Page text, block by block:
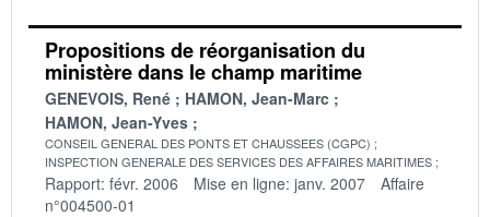
Propositions de réorganisation du
ministère dans le champ maritime
GENEVOIS, René
HAMON, Jean-Marc
HAMON, Jean-Yves
CONSEIL GENERAL DES PONTS ET CHAUSSEES (CGPC)
INSPECTION GENERALE DES SERVICES DES AFFAIRES MARITIMES
Rapport: févr. 2006 Mise en ligne: janv. 2007
Affaire
n°004500-01